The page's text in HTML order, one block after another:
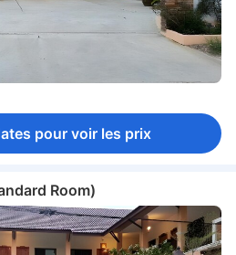
pour voir les prix
Room)